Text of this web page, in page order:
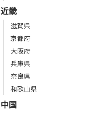
近畿
滋賀県
京都府
大阪府
兵庫県
奈良県
和歌山県
中国